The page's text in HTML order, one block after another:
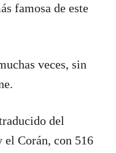
famosa de este
veces, sin
del
el Corán, con 516